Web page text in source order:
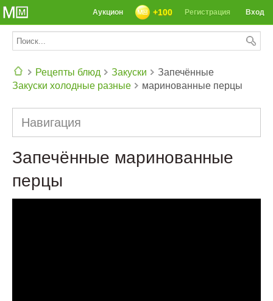
Вход
Регистрация
+100
Аукцион
Рецепты блюд
Закуски
Закуски холодные разные
Запечённые
маринованные перцы
Навигация
Запечённые маринованные
перцы